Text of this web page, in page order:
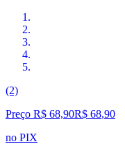
(2)
Preço R$ 68,90R$ 68,90
no PIX